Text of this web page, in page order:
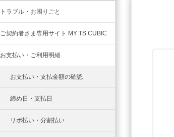
トラブル・お困りごと
ご契約者さま専用サイト MY TS CUBIC
お支払い・ご利用明細
お支払い・支払金額の確認
締め日・支払日
リボ払い・分割払い